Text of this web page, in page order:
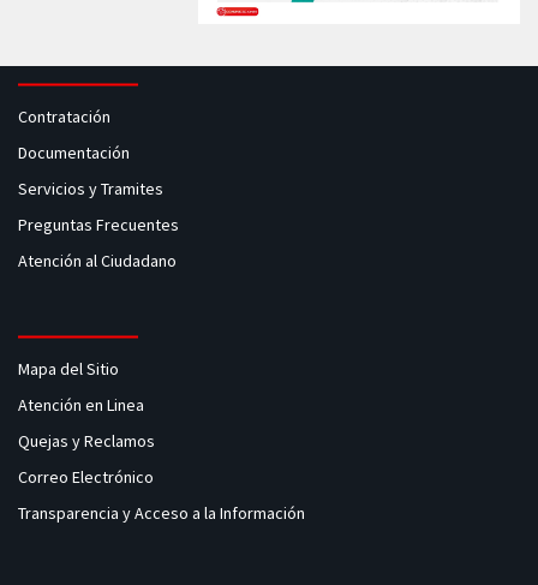
Contratación
Documentación
Servicios y Tramites
Preguntas Frecuentes
Atención al Ciudadano
Mapa del Sitio
Atención en Linea
Quejas y Reclamos
Correo Electrónico
Transparencia y Acceso a la Información